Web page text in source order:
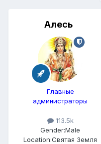
Алесь
Главные
администраторы
113.5k
Gender:Male
Location:Святая Земля